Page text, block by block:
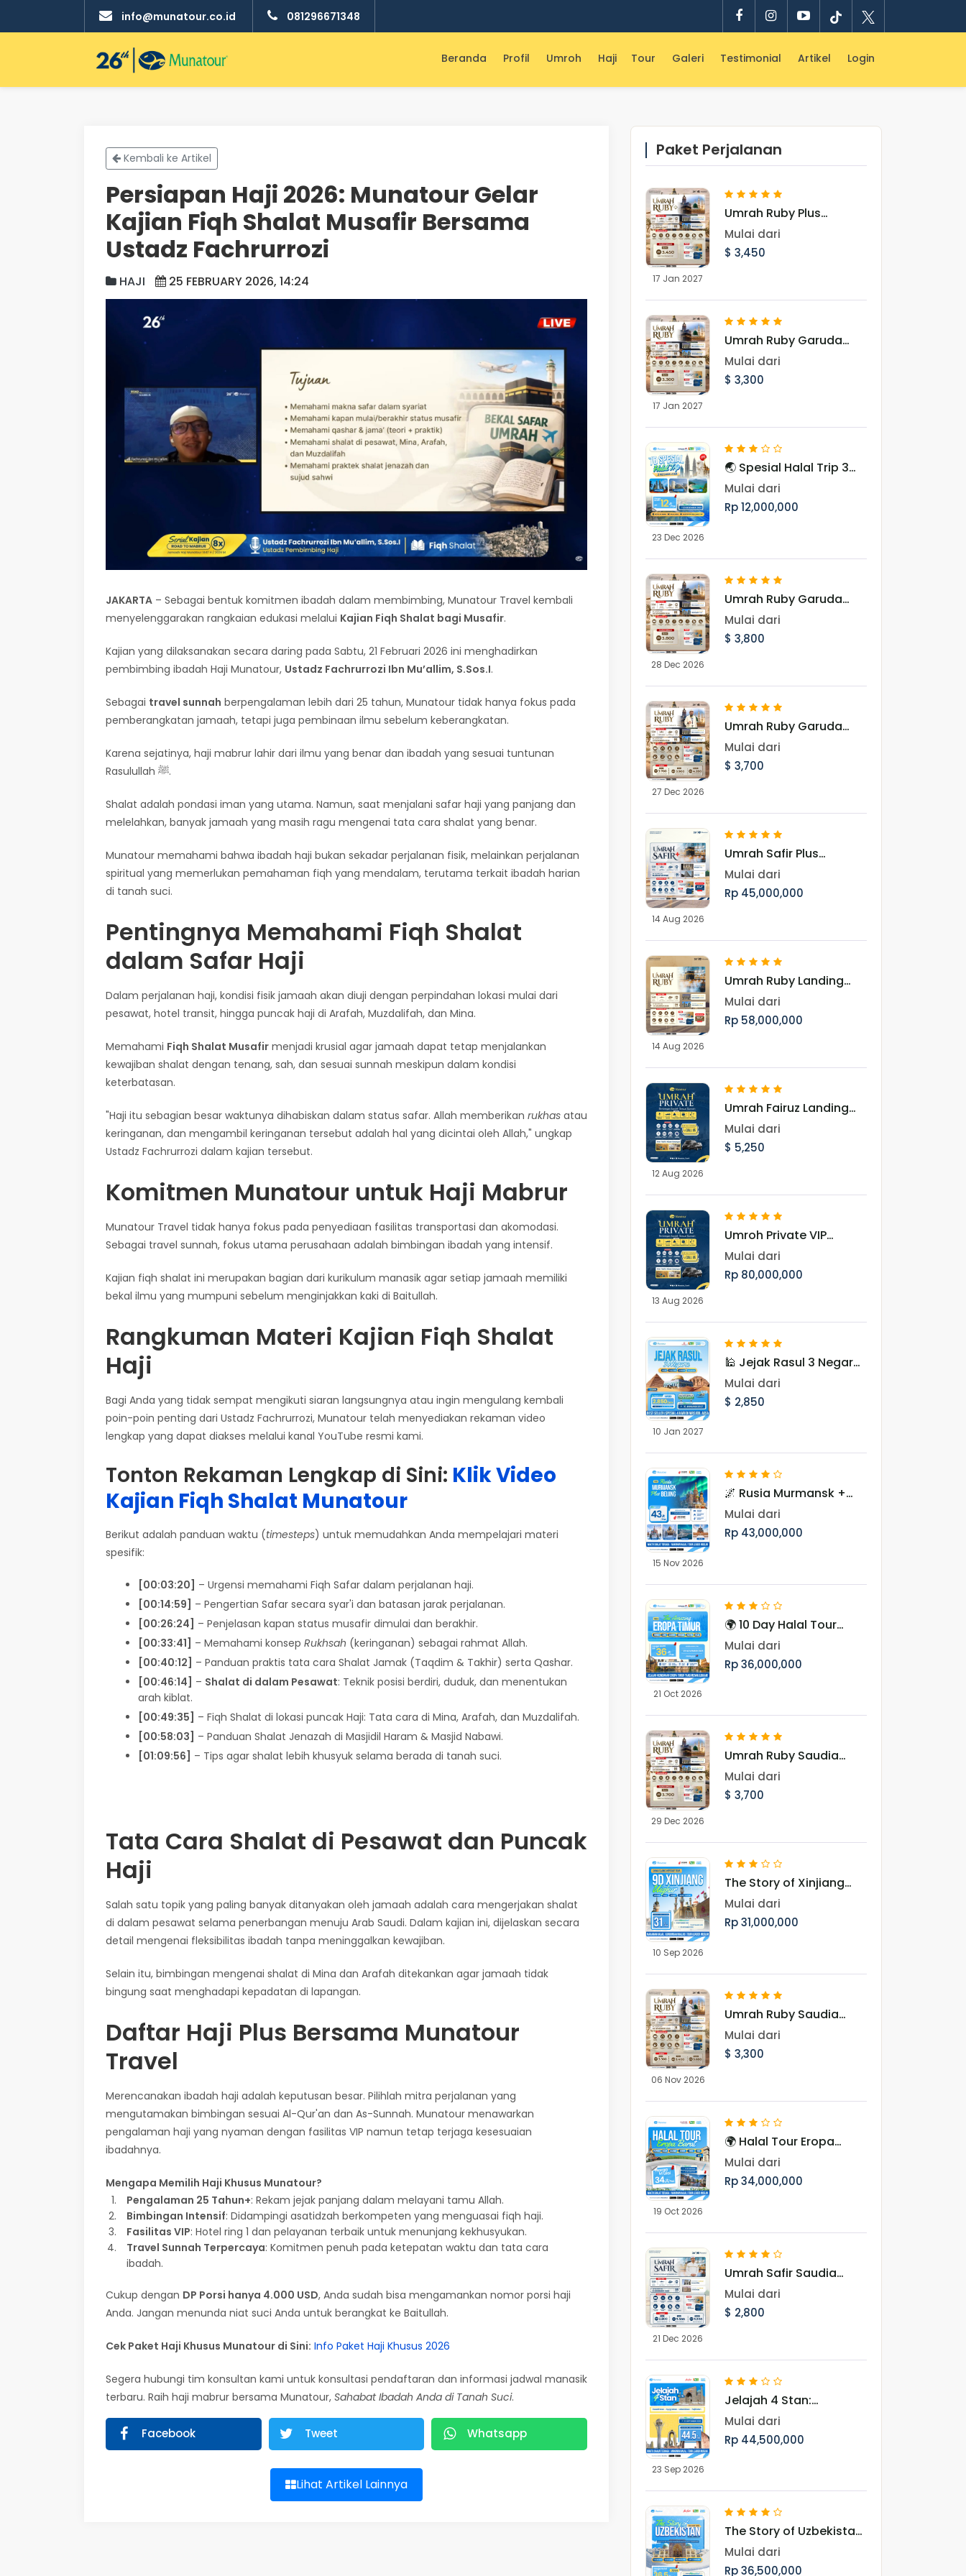
info@munatour.co.id 081296671348
Beranda Profil Umroh Haji Tour Galeri Testimonial Artikel Login
Kembali ke Artikel
Persiapan Haji 2026: Munatour Gelar
Kajian Fiqh Shalat Musafir Bersama
Ustadz Fachrurrozi
HAJI 25 FEBRUARY 2026, 14:24
JAKARTA – Sebagai bentuk komitmen ibadah dalam membimbing, Munatour Travel kembali
menyelenggarakan rangkaian edukasi melalui Kajian Fiqh Shalat bagi Musafir.
Kajian yang dilaksanakan secara daring pada Sabtu, 21 Februari 2026 ini menghadirkan
pembimbing ibadah Haji Munatour, Ustadz Fachrurrozi Ibn Mu’allim, S.Sos.I.
Sebagai travel sunnah berpengalaman lebih dari 25 tahun, Munatour tidak hanya fokus pada
pemberangkatan jamaah, tetapi juga pembinaan ilmu sebelum keberangkatan.
Karena sejatinya, haji mabrur lahir dari ilmu yang benar dan ibadah yang sesuai tuntunan
Rasulullah ﷺ.
Shalat adalah pondasi iman yang utama. Namun, saat menjalani safar haji yang panjang dan
melelahkan, banyak jamaah yang masih ragu mengenai tata cara shalat yang benar.
Munatour memahami bahwa ibadah haji bukan sekadar perjalanan fisik, melainkan perjalanan
spiritual yang memerlukan pemahaman fiqh yang mendalam, terutama terkait ibadah harian
di tanah suci.
Pentingnya Memahami Fiqh Shalat
dalam Safar Haji
Dalam perjalanan haji, kondisi fisik jamaah akan diuji dengan perpindahan lokasi mulai dari
pesawat, hotel transit, hingga puncak haji di Arafah, Muzdalifah, dan Mina.
Memahami Fiqh Shalat Musafir menjadi krusial agar jamaah dapat tetap menjalankan
kewajiban shalat dengan tenang, sah, dan sesuai sunnah meskipun dalam kondisi
keterbatasan.
"Haji itu sebagian besar waktunya dihabiskan dalam status safar. Allah memberikan rukhas atau
keringanan, dan mengambil keringanan tersebut adalah hal yang dicintai oleh Allah," ungkap
Ustadz Fachrurrozi dalam kajian tersebut.
Komitmen Munatour untuk Haji Mabrur
Munatour Travel tidak hanya fokus pada penyediaan fasilitas transportasi dan akomodasi.
Sebagai travel sunnah, fokus utama perusahaan adalah bimbingan ibadah yang intensif.
Kajian fiqh shalat ini merupakan bagian dari kurikulum manasik agar setiap jamaah memiliki
bekal ilmu yang mumpuni sebelum menginjakkan kaki di Baitullah.
Rangkuman Materi Kajian Fiqh Shalat
Haji
Bagi Anda yang tidak sempat mengikuti siaran langsungnya atau ingin mengulang kembali
poin-poin penting dari Ustadz Fachrurrozi, Munatour telah menyediakan rekaman video
lengkap yang dapat diakses melalui kanal YouTube resmi kami.
Tonton Rekaman Lengkap di Sini: Klik Video
Kajian Fiqh Shalat Munatour
Berikut adalah panduan waktu (timesteps) untuk memudahkan Anda mempelajari materi
spesifik:
[00:03:20] – Urgensi memahami Fiqh Safar dalam perjalanan haji.
[00:14:59] – Pengertian Safar secara syar'i dan batasan jarak perjalanan.
[00:26:24] – Penjelasan kapan status musafir dimulai dan berakhir.
[00:33:41] – Memahami konsep Rukhsah (keringanan) sebagai rahmat Allah.
[00:40:12] – Panduan praktis tata cara Shalat Jamak (Taqdim & Takhir) serta Qashar.
[00:46:14] – Shalat di dalam Pesawat: Teknik posisi berdiri, duduk, dan menentukan
arah kiblat.
[00:49:35] – Fiqh Shalat di lokasi puncak Haji: Tata cara di Mina, Arafah, dan Muzdalifah.
[00:58:03] – Panduan Shalat Jenazah di Masjidil Haram & Masjid Nabawi.
[01:09:56] – Tips agar shalat lebih khusyuk selama berada di tanah suci.
Tata Cara Shalat di Pesawat dan Puncak
Haji
Salah satu topik yang paling banyak ditanyakan oleh jamaah adalah cara mengerjakan shalat
di dalam pesawat selama penerbangan menuju Arab Saudi. Dalam kajian ini, dijelaskan secara
detail mengenai fleksibilitas ibadah tanpa meninggalkan kewajiban.
Selain itu, bimbingan mengenai shalat di Mina dan Arafah ditekankan agar jamaah tidak
bingung saat menghadapi kepadatan di lapangan.
Daftar Haji Plus Bersama Munatour
Travel
Merencanakan ibadah haji adalah keputusan besar. Pilihlah mitra perjalanan yang
mengutamakan bimbingan sesuai Al-Qur'an dan As-Sunnah. Munatour menawarkan
pengalaman haji yang nyaman dengan fasilitas VIP namun tetap terjaga kesesuaian
ibadahnya.
Mengapa Memilih Haji Khusus Munatour?
Pengalaman 25 Tahun+: Rekam jejak panjang dalam melayani tamu Allah.
Bimbingan Intensif: Didampingi asatidzah berkompeten yang menguasai fiqh haji.
Fasilitas VIP: Hotel ring 1 dan pelayanan terbaik untuk menunjang kekhusyukan.
Travel Sunnah Terpercaya: Komitmen penuh pada ketepatan waktu dan tata cara
ibadah.
Cukup dengan DP Porsi hanya 4.000 USD, Anda sudah bisa mengamankan nomor porsi haji
Anda. Jangan menunda niat suci Anda untuk berangkat ke Baitullah.
Cek Paket Haji Khusus Munatour di Sini: Info Paket Haji Khusus 2026
Segera hubungi tim konsultan kami untuk konsultasi pendaftaran dan informasi jadwal manasik
terbaru. Raih haji mabrur bersama Munatour, Sahabat Ibadah Anda di Tanah Suci.
Facebook Tweet Whatsapp
Lihat Artikel Lainnya
Paket Perjalanan
17 Jan 2027
Umrah Ruby Plus
Garuda Landing
Madinah 17 Januari
2027
Mulai dari
$ 3,450
17 Jan 2027
Umrah Ruby Garuda
Landing Madinah 17
Januari 2027
Mulai dari
$ 3,300
23 Dec 2026
🌏 Spesial Halal Trip 3
Negara Asia Periode
Libur Akhir Tahun
Mulai dari
Rp 12,000,000
28 Dec 2026
Umrah Ruby Garuda
Landing Jeddah 28
Desember 2026
Mulai dari
$ 3,800
27 Dec 2026
Umrah Ruby Garuda
Landing Jeddah 27
Desember 2026
Mulai dari
$ 3,700
14 Aug 2026
Umrah Safir Plus
Landing Jeddah 14
Agustus 2026
Mulai dari
Rp 45,000,000
14 Aug 2026
Umrah Ruby Landing
Jeddah 14 Agustus 2026
Mulai dari
Rp 58,000,000
12 Aug 2026
Umrah Fairuz Landing
Madinah 12 Agustus
2026
Mulai dari
$ 5,250
13 Aug 2026
Umroh Private VIP
Munatour
Mulai dari
Rp 80,000,000
10 Jan 2027
🕌 Jejak Rasul 3 Negara
Periode Januari 2027
Mulai dari
$ 2,850
15 Nov 2026
🌌 Rusia Murmansk +
Beijing: Hunting Aurora
10 Hari Periode
November
Mulai dari
Rp 43,000,000
21 Oct 2026
🌍 10 Day Halal Tour
Eropa Timur Periode
Oktober & November
Mulai dari
Rp 36,000,000
29 Dec 2026
Umrah Ruby Saudia
Airlines Landing
Madinah 29 Desember
2026
Mulai dari
$ 3,700
10 Sep 2026
The Story of Xinjiang
UighurMenjelajah
Pesona Jalur Sutra,
Pegunungan Tianshan,
Mulai dari
Rp 31,000,000
06 Nov 2026
Umrah Ruby Saudia
Airlines 06 November
2026
Mulai dari
$ 3,300
19 Oct 2026
🌍 Halal Tour Eropa
Barat 10 Hari Menjelajahi
7 Negara, Ikon Dunia,
dan Pesona Musim
Mulai dari
Rp 34,000,000
21 Dec 2026
Umrah Safir Saudia
Landing Jeddah 21
Desember 2026
Mulai dari
$ 2,800
23 Sep 2026
Jelajah 4 Stan:
Menembus Keindahan
Asia Tengah dan Jejak
Peradaban Islam
Mulai dari
Rp 44,500,000
The Story of Uzbekistan
Akhir Tahun : Napak
Tilas Perjuangan Ulama
Mulai dari
Rp 36,500,000